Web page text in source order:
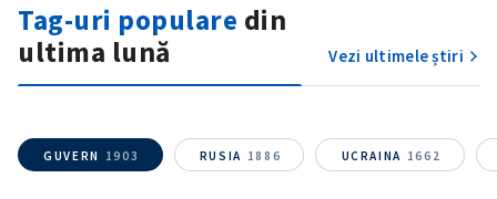
Tag-uri populare din
ultima lună
Vezi ultimele știri
GUVERN 1903 RUSIA 1886 UCRAINA 1662